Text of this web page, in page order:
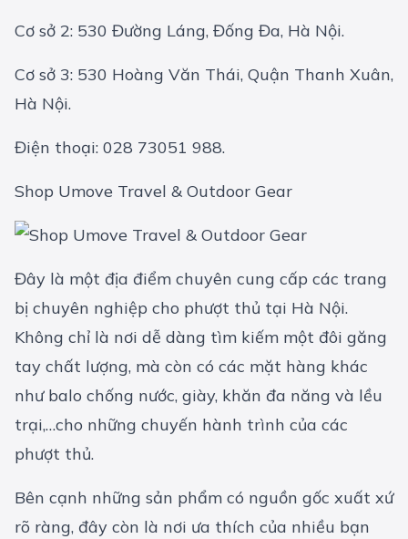
Cơ sở 2: 530 Đường Láng, Đống Đa, Hà Nội.
Cơ sở 3: 530 Hoàng Văn Thái, Quận Thanh Xuân,
Hà Nội.
Điện thoại: 028 73051 988.
Shop Umove Travel & Outdoor Gear
Đây là một địa điểm chuyên cung cấp các trang
bị chuyên nghiệp cho phượt thủ tại Hà Nội.
Không chỉ là nơi dễ dàng tìm kiếm một đôi găng
tay chất lượng, mà còn có các mặt hàng khác
như balo chống nước, giày, khăn đa năng và lều
trại,…cho những chuyến hành trình của các
phượt thủ.
Bên cạnh những sản phẩm có nguồn gốc xuất xứ
rõ ràng, đây còn là nơi ưa thích của nhiều bạn